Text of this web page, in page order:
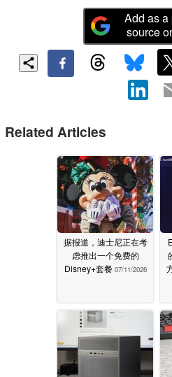
Add as a
source
Related Articles
据报道，迪士尼正在考
虑推出一个免费的
Disney+套餐 07/11/2026